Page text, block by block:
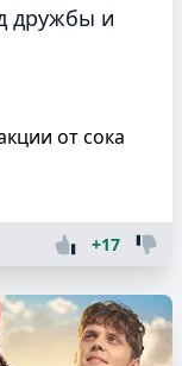
дружбы и
от сока
+17